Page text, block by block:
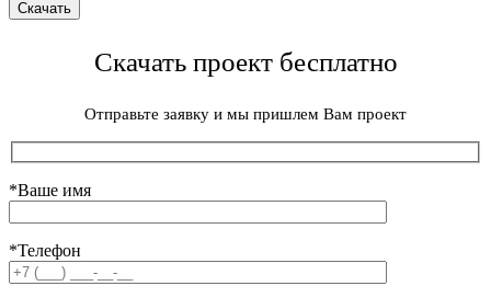
Скачать проект бесплатно
Отправьте заявку и мы пришлем Вам проект
*Ваше имя
*Телефон